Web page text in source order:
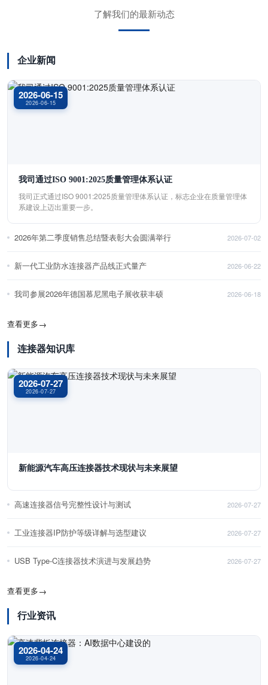
了解我们的最新动态
企业新闻
2026-06-15
2026-06-15
我司通过ISO 9001:2025质量管理体系认证
我司正式通过ISO 9001:2025质量管理体系认证，标志企业在质量管理体
系建设上迈出重要一步。
2026年第二季度销售总结暨表彰大会圆满举行 2026-07-02
新一代工业防水连接器产品线正式量产 2026-06-22
我司参展2026年德国慕尼黑电子展收获丰硕 2026-06-18
查看更多→
连接器知识库
2026-07-27
2026-07-27
新能源汽车高压连接器技术现状与未来展望
高速连接器信号完整性设计与测试 2026-07-27
工业连接器IP防护等级详解与选型建议 2026-07-27
USB Type-C连接器技术演进与发展趋势 2026-07-27
查看更多→
行业资讯
2026-04-24
2026-04-24